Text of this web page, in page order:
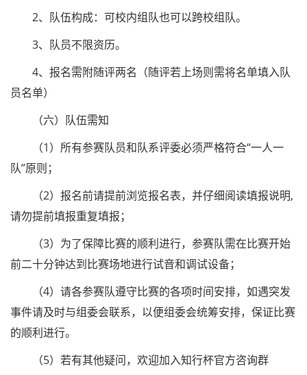
2、队伍构成：可校内组队也可以跨校组队。
3、队员不限资历。
4、报名需附随评两名（随评若上场则需将名单填入队
员名单）
（六）队伍需知
（1）所有参赛队员和队系评委必须严格符合“一人一
队”原则；
（2）报名前请提前浏览报名表，并仔细阅读填报说明,
请勿提前填报重复填报；
（3）为了保障比赛的顺利进行，参赛队需在比赛开始
前二十分钟达到比赛场地进行试音和调试设备；
（4）请各参赛队遵守比赛的各项时间安排，如遇突发
事件请及时与组委会联系，以便组委会统筹安排，保证比赛
的顺利进行。
（5）若有其他疑问，欢迎加入知行杯官方咨询群